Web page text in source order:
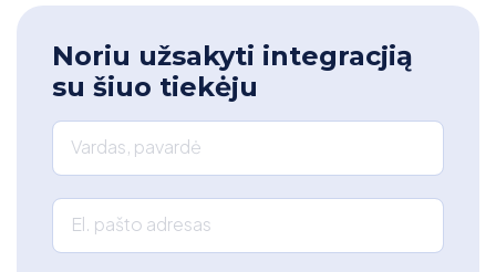
Noriu užsakyti integracjią
su šiuo tiekėju
Vardas, pavardė
El. pašto adresas